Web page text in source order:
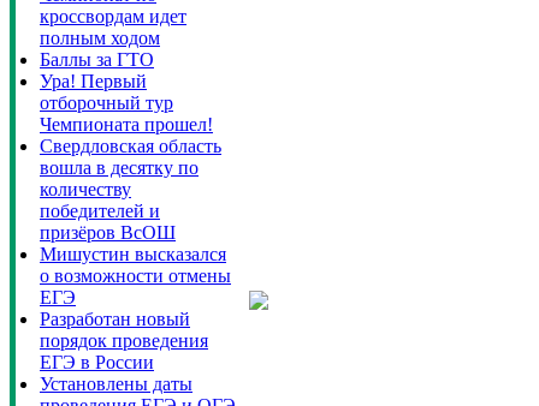
кроссвордам идет
полным ходом
Баллы за ГТО
Ура! Первый
отборочный тур
Чемпионата прошел!
Свердловская область
вошла в десятку по
количеству
победителей и
призёров ВсОШ
Мишустин высказался
о возможности отмены
ЕГЭ
Разработан новый
порядок проведения
ЕГЭ в России
Установлены даты